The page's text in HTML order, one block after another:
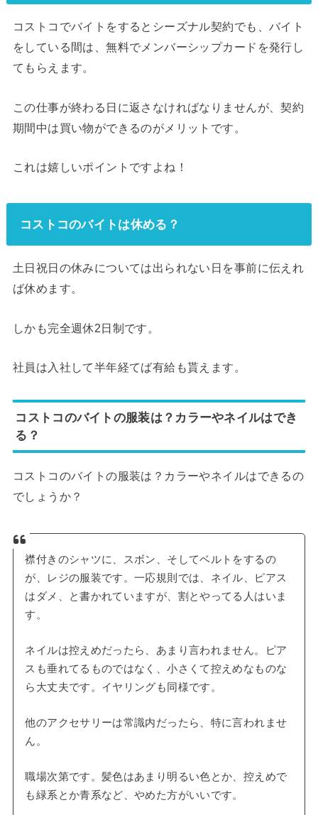
コストコでバイトをするとシーズナル契約でも、バイト
をしている間は、無料でメンバーシップカードを発行し
てもらえます。
この仕事が終わる日に返さなければなりませんが、契約
期間中は買い物ができるのがメリットです。
これは嬉しいポイントですよね！
コストコのバイトは休める？
土日祝日の休みについては出られない日を事前に伝えれ
ば休めます。
しかも完全週休2日制です。
社員は入社して半年経てば有給も貰えます。
コストコのバイトの服装は？カラーやネイルはでき
る？
コストコのバイトの服装は？カラーやネイルはできるの
でしょうか？
襟付きのシャツに、スボン、そしてベルトをするの
が、レジの服装です。一応規則では、ネイル、ピアス
はダメ、と書かれていますが、割とやってる人はいま
す。
ネイルは控えめだったら、あまり言われません。ピア
スも垂れてるものではなく、小さくて控えめなものな
ら大丈夫です。イヤリングも同様です。
他のアクセサリーは常識内だったら、特に言われませ
ん。
職場次第です。髪色はあまり明るい色とか、控えめで
も緑系とか青系など、やめた方がいいです。